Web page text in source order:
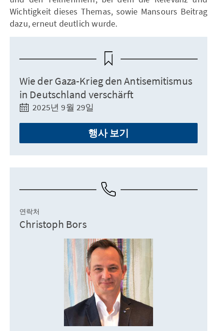
Wichtigkeit dieses Themas, sowie Mansours Beitrag
dazu, erneut deutlich wurde.
Wie der Gaza-Krieg den Antisemitismus
in Deutschland verschärft
2025년 9월 29일
행사 보기
연락처
Christoph Bors